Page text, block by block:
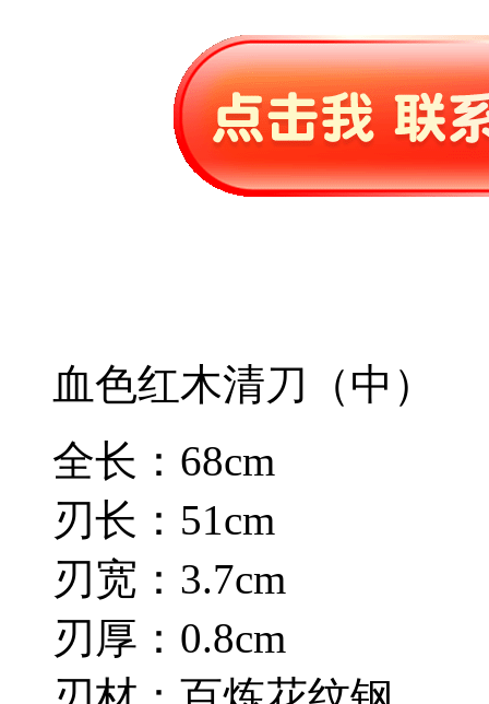
血色红木清刀（中）
全长：68cm
刃长：51cm
刃宽：3.7cm
刃厚：0.8cm